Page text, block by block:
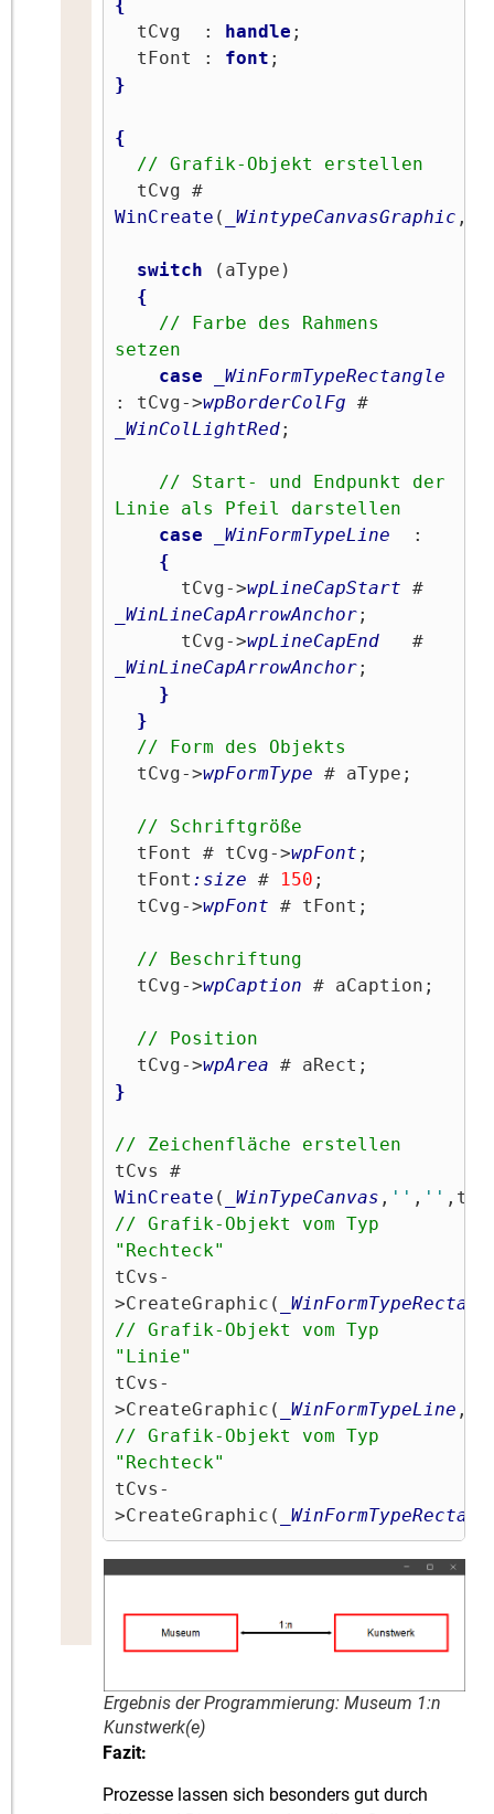
{
  tCvg  :
handle ;
  tFont :
font
}
{
// Grafik-Objekt erstellen
WinCreate ( _WintypeCanvasGraphic ,
switch (aType)
{
// Farbe des Rahmens
setzen
case
_WinFormTypeRectangle
: tCvg->wpBorderColFg
_WinColLightRed;
// Start- und Endpunkt der
Linie als Pfeil darstellen
case
_WinFormTypeLine
  :
{
      tCvg->
wpLineCapStart
_WinLineCapArrowAnchor;
      tCvg->
wpLineCapEnd
_WinLineCapArrowAnchor;
}
}
// Form des Objekts
  tCvg->
wpFormType # aType;
// Schriftgröße
  tFont # tCvg->
wpFont ;
  tFont
:size # 150 ;
  tCvg->
wpFont # tFont;
// Beschriftung
  tCvg->
wpCaption # aCaption;
// Position
  tCvg->
wpArea
}
// Zeichenfläche erstellen
WinCreate ( _WinTypeCanvas , '' , ''
// Grafik-Objekt vom Typ
"Rechteck"
tCvs-
>CreateGraphic(
// Grafik-Objekt vom Typ
"Linie"
tCvs-
>CreateGraphic(
_WinFormTypeLine ,
// Grafik-Objekt vom Typ
"Rechteck"
tCvs-
>CreateGraphic(
Ergebnis der Programmierung: Museum 1:n
Kunstwerk(e)
Fazit:
Prozesse lassen sich besonders gut durch